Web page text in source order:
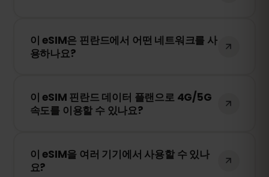
리 설치하는 것을 권장합니다. 다만, 핀란드
에 도착하기 전까지 네트워크에 연결하지 마
이 eSIM은 핀란드에서 어떤 네트워크를 사
용하나요?
크를 자동으로 선택하여 연결됩니다. 예를 들
어 Elisa, DNA, Telia, lands
이 eSIM 핀란드 데이터 플랜으로 4G/5G
속도를 이용할 수 있나요?
서 5G가 제공되는 경우 5G 연결도 가능합니
다. 빠르고 안정적인 인터넷을 경험하세요.
이 eSIM을 여러 기기에서 사용할 수 있나
요?